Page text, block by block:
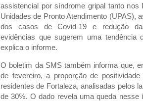
assistencial por síndrome gripal tanto nos
Unidades de Pronto Atendimento (UPAS),
dos casos de Covid-19 e redução
evidências que sugerem uma tendência
explica o informe.
O boletim da SMS também informa que,
de fevereiro, a proporção de
residentes de Fortaleza, analisadas pelos
de 30%. O dado revela uma queda nesse